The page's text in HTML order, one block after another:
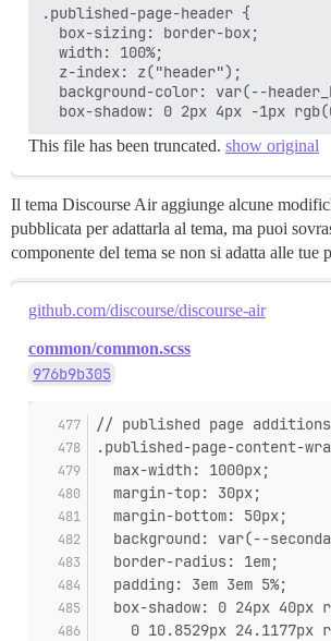
.published-page-header {
  box-sizing: border-box;
  width: 100%;
  z-index: z("header");
background-color: var(--
This file has been truncated. show original
Il tema Discourse Air aggiunge alcune
pubblicata per adattarla al tema, ma puoi
componente del tema se non si adatta alle tue
github.com/discourse/discourse-air
common/common.scss
976b9b305
// published page additions
.published-page-content-
  max-width: 1000px;
  margin-top: 30px;
  margin-bottom: 50px;
background: var(--
  border-radius: 1em;
  padding: 3em 3em 5%;
box-shadow: 0 24px 40px
0 10.8529px 24.1177px